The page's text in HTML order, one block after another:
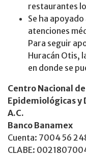
restaurantes
Se ha
atenciones
Para seguir
Huracán Otis,
en donde se
Centro Nacional
Epidemiológicas y
A.C.
Banco Banamex
Cuenta: 7004 56
CLABE: